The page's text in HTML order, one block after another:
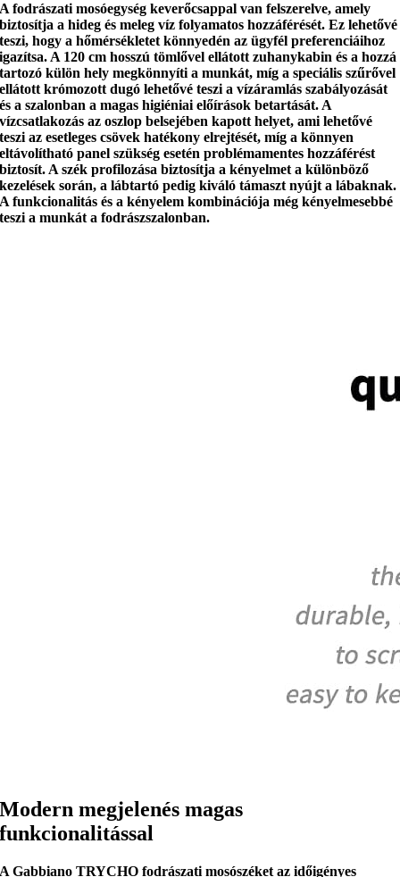
A fodrászati mosóegységkeverőcsappal van felszerelve, amely
biztosítja a hideg és meleg víz folyamatos hozzáférését. Ez lehetővé
teszi, hogy a hőmérsékletet könnyedén az ügyfél preferenciáihoz
igazítsa. A 120 cm hosszú tömlővel ellátott zuhanykabin és a hozzá
tartozó külön hely megkönnyíti a munkát, míga speciális szűrővel
ellátott krómozott dugó lehetővé teszi a vízáramlás szabályozását
és a szalonban a magas higiéniai előírások betartását. A
vízcsatlakozás az oszlop belsejében kapott helyet, ami lehetővé
teszi az esetleges csövek hatékony elrejtését, míga könnyen
eltávolítható panel szükség esetén problémamentes hozzáférést
biztosít. A szék profilozása biztosítja a kényelmet a különböző
kezelések során, a lábtartó pedigkiváló támaszt nyújt a lábaknak.
A funkcionalitás és a kényelem kombinációja még kényelmesebbé
teszi a munkát a fodrászszalonban.
Modern megjelenés magas
funkcionalitással
A Gabbiano TRYCHO fodrászati mosószéket az időigényes